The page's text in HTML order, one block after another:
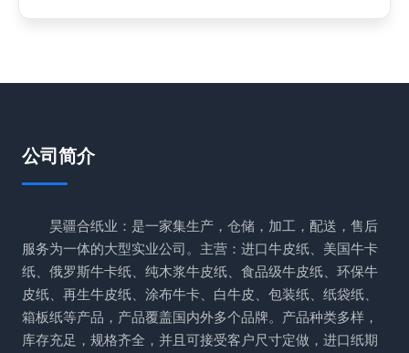
公司简介
昊疆合纸业：是一家集生产，仓储，加工，配送，售后
服务为一体的大型实业公司。主营：进口牛皮纸、美国牛卡
纸、俄罗斯牛卡纸、纯木浆牛皮纸、食品级牛皮纸、环保牛
皮纸、再生牛皮纸、涂布牛卡、白牛皮、包装纸、纸袋纸、
箱板纸等产品，产品覆盖国内外多个品牌。产品种类多样，
库存充足，规格齐全，并且可接受客户尺寸定做，进口纸期